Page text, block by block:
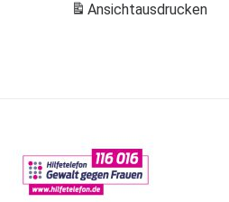
Ansichtausdrucken